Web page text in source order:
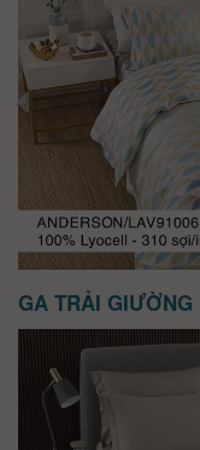
GA TRẢI GIƯỜNG